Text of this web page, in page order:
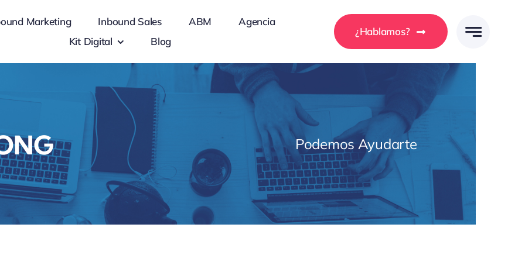
Marketing Inbound Sales ABM
Agencia
Kit Digital
Blog
¿Hablamos?
Podemos Ayudarte